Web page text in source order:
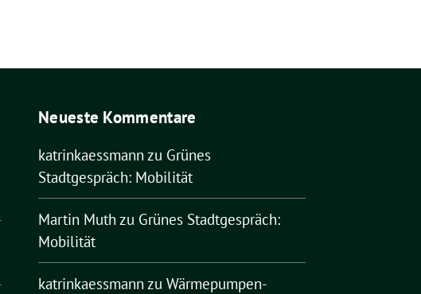
Neueste Kommentare
katrinkaessmann zu Grünes
Stadtgespräch: Mobilität
Martin Muth zu Grünes Stadtgespräch:
Mobilität
katrinkaessmann zu Wärmepumpen-